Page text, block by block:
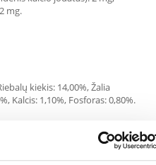
mg.
kiekis: 14,00%, Žalia
Kalcis: 1,10%, Fosforas: 0,80%.